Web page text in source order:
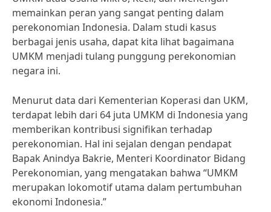
memainkan peran yang sangat penting dalam
perekonomian Indonesia. Dalam studi kasus
berbagai jenis usaha, dapat kita lihat bagaimana
UMKM menjadi tulang punggung perekonomian
negara ini.
Menurut data dari Kementerian Koperasi dan UKM,
terdapat lebih dari 64 juta UMKM di Indonesia yang
memberikan kontribusi signifikan terhadap
perekonomian. Hal ini sejalan dengan pendapat
Bapak Anindya Bakrie, Menteri Koordinator Bidang
Perekonomian, yang mengatakan bahwa “UMKM
merupakan lokomotif utama dalam pertumbuhan
ekonomi Indonesia.”